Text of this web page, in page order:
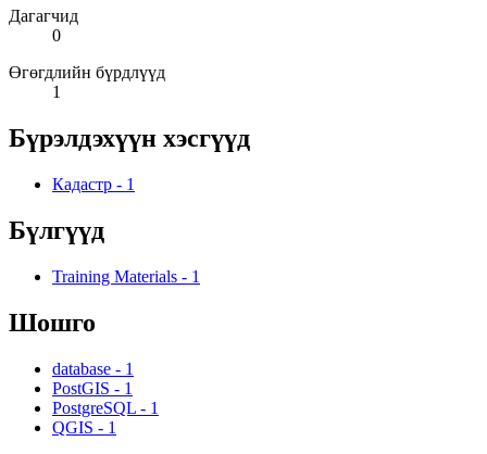
Дагагчид
0
Өгөгдлийн бүрдлүүд
1
Бүрэлдэхүүн хэсгүүд
Кадастр - 1
Бүлгүүд
Training Materials - 1
Шошго
database - 1
PostGIS - 1
PostgreSQL - 1
QGIS - 1